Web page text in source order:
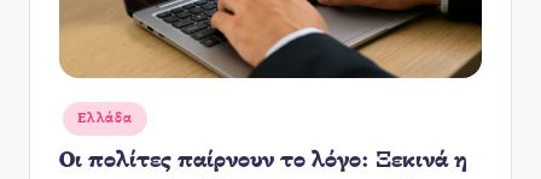
Αναρτήθηκε
σε
Ελλάδα
Οι πολίτες παίρνουν το λόγο: Ξεκινά η